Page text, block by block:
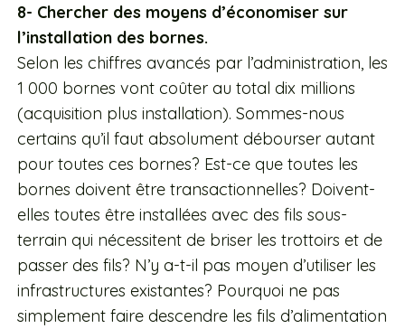
8- Chercher des moyens d’économiser sur
l’installation des bornes.
Selon les chiffres avancés par l’administration, les
1 000 bornes vont coûter au total dix millions
(acquisition plus installation). Sommes-nous
certains qu’il faut absolument débourser autant
pour toutes ces bornes? Est-ce que toutes les
bornes doivent être transactionnelles? Doivent-
elles toutes être installées avec des fils sous-
terrain qui nécessitent de briser les trottoirs et de
passer des fils? N’y a-t-il pas moyen d’utiliser les
infrastructures existantes? Pourquoi ne pas
simplement faire descendre les fils d’alimentation